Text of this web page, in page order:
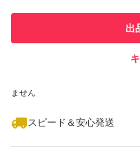
ません
スピード＆安心発送
出